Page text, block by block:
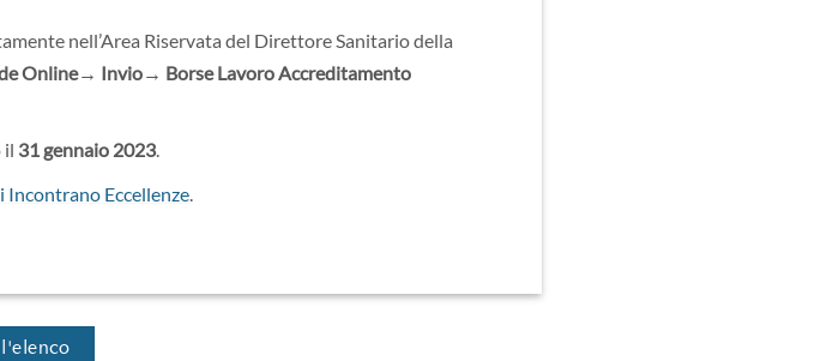
nell’Area Riservata del Direttore Sanitario della
Online→ Invio→ Borse Lavoro Accreditamento
il 31 gennaio 2023.
Incontrano Eccellenze.